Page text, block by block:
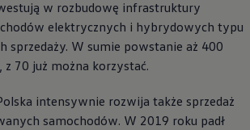
w rozbudowę infrastruktury
elektrycznych i hybrydowych typu
sprzedaży. W sumie powstanie aż 400
70 już można korzystać.
intensywnie rozwija także sprzedaż
samochodów. W 2019 roku padł